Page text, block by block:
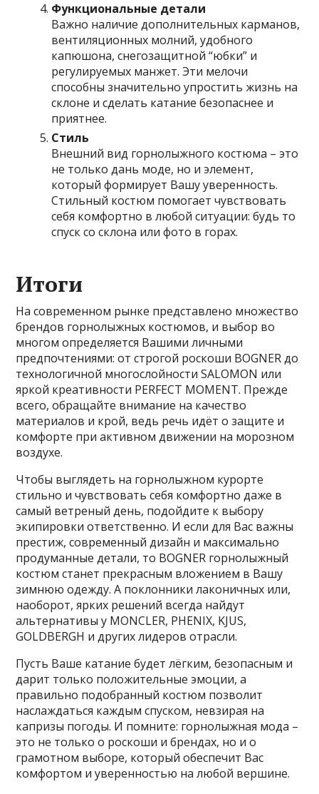
Функциональные детали
Важно наличие дополнительных карманов,
вентиляционных молний, удобного
капюшона, снегозащитной “юбки” и
регулируемых манжет. Эти мелочи
способны значительно упростить жизнь на
склоне и сделать катание безопаснее и
приятнее.
Стиль
Внешний вид горнолыжного костюма – это
не только дань моде, но и элемент,
который формирует Вашу уверенность.
Стильный костюм помогает чувствовать
себя комфортно в любой ситуации: будь то
спуск со склона или фото в горах.
Итоги
На современном рынке представлено множество
брендов горнолыжных костюмов, и выбор во
многом определяется Вашими личными
предпочтениями: от строгой роскоши BOGNER до
технологичной многослойности SALOMON или
яркой креативности PERFECT MOMENT. Прежде
всего, обращайте внимание на качество
материалов и крой, ведь речь идёт о защите и
комфорте при активном движении на морозном
воздухе.
Чтобы выглядеть на горнолыжном курорте
стильно и чувствовать себя комфортно даже в
самый ветреный день, подойдите к выбору
экипировки ответственно. И если для Вас важны
престиж, современный дизайн и максимально
продуманные детали, то BOGNER горнолыжный
костюм станет прекрасным вложением в Вашу
зимнюю одежду. А поклонники лаконичных или,
наоборот, ярких решений всегда найдут
альтернативы у MONCLER, PHENIX, KJUS,
GOLDBERGH и других лидеров отрасли.
Пусть Ваше катание будет лёгким, безопасным и
дарит только положительные эмоции, а
правильно подобранный костюм позволит
наслаждаться каждым спуском, невзирая на
капризы погоды. И помните: горнолыжная мода –
это не только о роскоши и брендах, но и о
грамотном выборе, который обеспечит Вас
комфортом и уверенностью на любой вершине.